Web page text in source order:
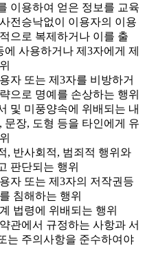
이용하여 얻은 정보를 교육
전승낙없이 이용자의 이용
으로 복제하거나 이를 출
에 사용하거나 제3자에게 제
자 또는 제3자를 비방하거
으로 명예를 손상하는 행위
및 미풍양속에 위배되는 내
문장, 도형 등을 타인에게 유
, 반사회적, 범죄적 행위와
판단되는 행위
자 또는 제3자의 저작권등
침해하는 행위
법령에 위배되는 행위
관에서 규정하는 사항과 서
는 주의사항을 준수하여야